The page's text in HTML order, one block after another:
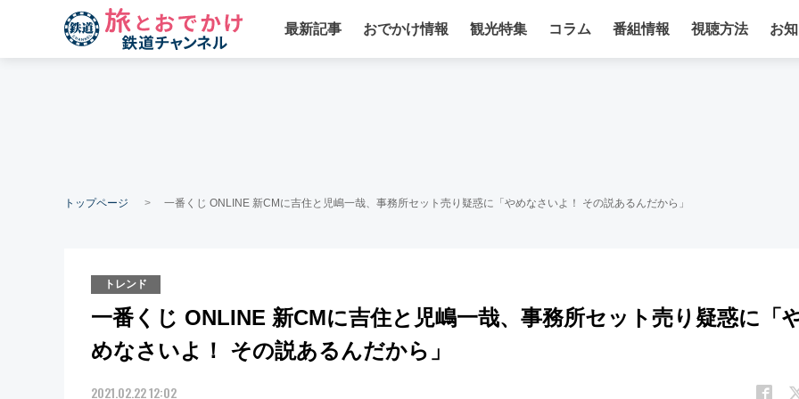
最新記事 おでかけ情報 観光特集 コラム 番組情報 視聴方法 お
トップページ 一番くじ ONLINE 新CMに吉住と児嶋一哉、事務所セット売り疑惑に「やめなさいよ！ その説あるんだから」
トレンド
一番くじ ONLINE 新CMに吉住と児嶋一哉、事務所セット売り疑惑に「
めなさいよ！ その説あるんだから」
2021.02.22 12:02